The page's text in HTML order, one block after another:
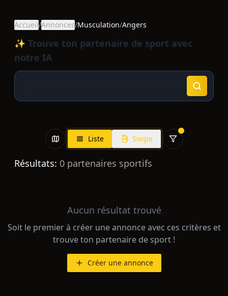
Accueil/Annonces/Musculation/Angers
✨ Trouve ton partenaire de sport avec
notre IA
Liste Swipe
Résultats: 0 partenaires sportifs
Aucun résultat trouvé
Soit le premier à créer une annonce avec ces critères et
trouve ton partenaire de sport !
Créer une annonce